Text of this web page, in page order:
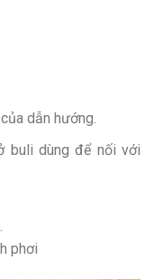
dẫn hướng.
buli dùng để nối với
phơi